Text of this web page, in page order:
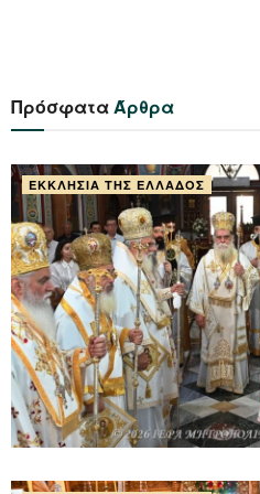
Πρόσφατα Άρθρα
ΕΚΚΛΗΣΊΑ ΤΗΣ ΕΛΛΆΔΟΣ